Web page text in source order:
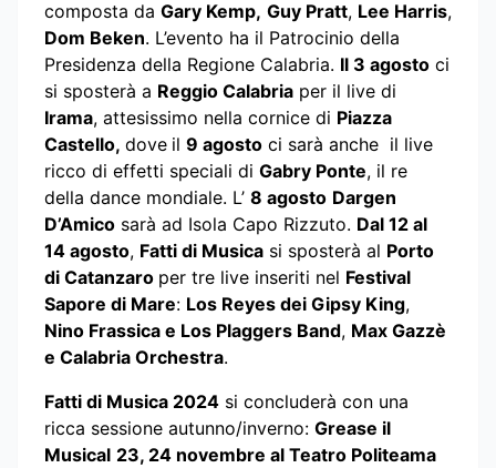
composta da Gary Kemp, Guy Pratt, Lee Harris,
Dom Beken. L’evento ha il Patrocinio della
Presidenza della Regione Calabria. Il 3 agosto ci
si sposterà a Reggio Calabria per il live di
Irama, attesissimo nella cornice di Piazza
Castello, dove il 9 agosto ci sarà anche il live
ricco di effetti speciali di Gabry Ponte, il re
della dance mondiale. L’ 8 agosto Dargen
D’Amico sarà ad Isola Capo Rizzuto. Dal 12 al
14 agosto, Fatti di Musica si sposterà al Porto
di Catanzaro per tre live inseriti nel Festival
Sapore di Mare: Los Reyes dei Gipsy King,
Nino Frassica e Los Plaggers Band, Max Gazzè
e Calabria Orchestra.
Fatti di Musica 2024 si concluderà con una
ricca sessione autunno/inverno: Grease il
Musical 23, 24 novembre al Teatro Politeama